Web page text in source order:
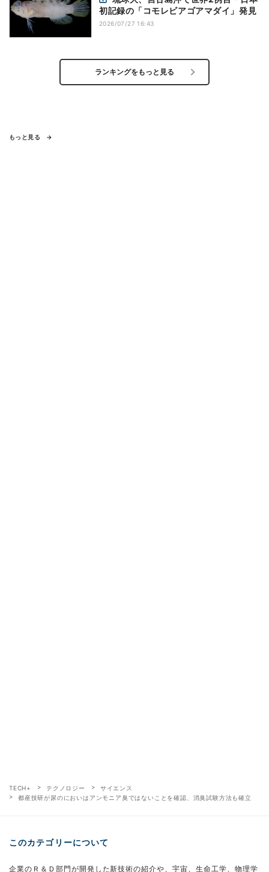
初記録の「コモレビアゴアマダイ」発見
2026/07/27 16:43
ランキングをもっと見る
もっと見る
TECH+ テクノロジー
サイエンス
都産技研が尿のにおいはアンモニア臭ではないことを確認、消臭試験方法も確立
このカテゴリーについて
企業のＲ＆Ｄ部門が開発した新技術の紹介や、宇宙、生命工学、物理学